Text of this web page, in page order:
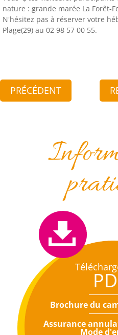
nature : grande marée La Forêt-
N'hésitez pas à réserver votre
Plage(29) au 02 98 57 00 55.
PRÉCÉDENT
Brochure du
Assurance
Mode